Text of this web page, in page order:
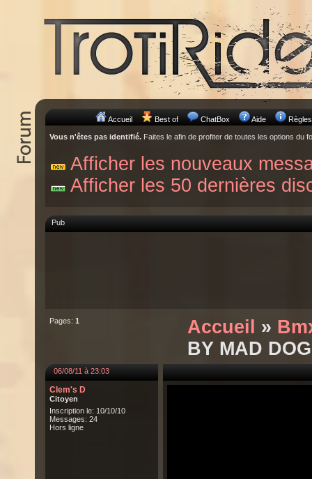
Accueil Best of ChatBox Aide Règles
Vous n'êtes pas identifié. Faites le afin de profiter de toutes les options du
Afficher les nouveaux
Afficher les 50 dernières
Pub
Pages: 1 Accueil »
BY MAD
06/08/11 à 23:03
Clem's D
Citoyen
Inscription le: 10/10/10
Messages: 24
Hors ligne